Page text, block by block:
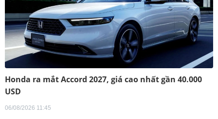
Honda ra mắt Accord 2027, giá cao nhất gần 40.000
USD
06/08/2026 11:45